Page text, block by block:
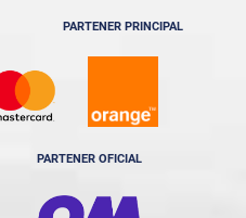
PARTENER PRINCIPAL
PARTENER OFICIAL